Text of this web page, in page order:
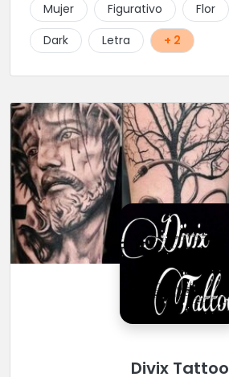
Mujer Figurativo Flor
Dark
Letra + 2
Divix Tattoo